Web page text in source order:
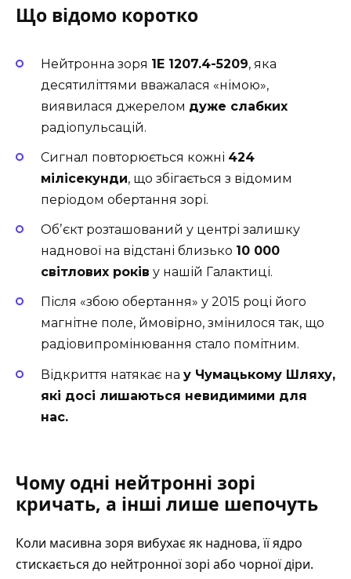
Що відомо коротко
Нейтронна зоря 1E 1207.4-5209, яка
десятиліттями вважалася «німою»,
виявилася джерелом дуже слабких
радіопульсацій.
Сигнал повторюється кожні 424
мілісекунди, що збігається з відомим
періодом обертання зорі.
Обʼєкт розташований у центрі залишку
наднової на відстані близько 10 000
світлових років у нашій Галактиці.
Після «збою обертання» у 2015 році його
магнітне поле, ймовірно, змінилося так, що
радіовипромінювання стало помітним.
Відкриття натякає на у Чумацькому Шляху,
які досі лишаються невидимими для
нас.
Чому одні нейтронні зорі
кричать, а інші лише шепочуть
Коли масивна зоря вибухає як наднова, її ядро
стискається до нейтронної зорі або чорної діри.